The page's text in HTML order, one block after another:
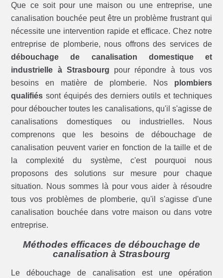
Que ce soit pour une maison ou une entreprise, une
canalisation bouchée peut être un problème frustrant qui
nécessite une intervention rapide et efficace. Chez notre
entreprise de plomberie, nous offrons des services de
débouchage de canalisation domestique et
industrielle à Strasbourg pour répondre à tous vos
besoins en matière de plomberie. Nos plombiers
qualifiés sont équipés des derniers outils et techniques
pour déboucher toutes les canalisations, qu'il s'agisse de
canalisations domestiques ou industrielles. Nous
comprenons que les besoins de débouchage de
canalisation peuvent varier en fonction de la taille et de
la complexité du système, c'est pourquoi nous
proposons des solutions sur mesure pour chaque
situation. Nous sommes là pour vous aider à résoudre
tous vos problèmes de plomberie, qu'il s'agisse d'une
canalisation bouchée dans votre maison ou dans votre
entreprise.
Méthodes efficaces de débouchage de
canalisation à Strasbourg
Le débouchage de canalisation est une opération